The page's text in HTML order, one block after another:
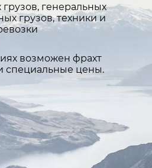
генеральных
грузов, техники и
возможен фрахт
специальные цены.